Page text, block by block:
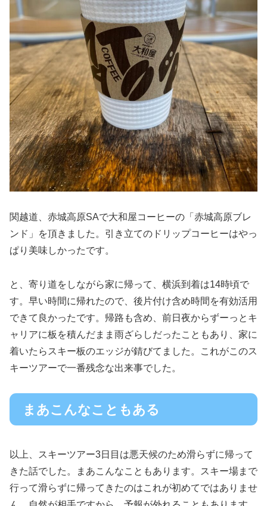
関越道、赤城高原SAで大和屋コーヒーの「赤城高原ブレ
ンド」を頂きました。引き立てのドリップコーヒーはやっ
ぱり美味しかったです。
と、寄り道をしながら家に帰って、横浜到着は14時頃で
す。早い時間に帰れたので、後片付け含め時間を有効活用
できて良かったです。帰路も含め、前日夜からずーっとキ
ャリアに板を積んだまま雨ざらしだったこともあり、家に
着いたらスキー板のエッジが錆びてました。これがこのス
キーツアーで一番残念な出来事でした。
まあこんなこともある
以上、スキーツアー3日目は悪天候のため滑らずに帰って
きた話でした。まあこんなこともあります。スキー場まで
行って滑らずに帰ってきたのはこれが初めてではありませ